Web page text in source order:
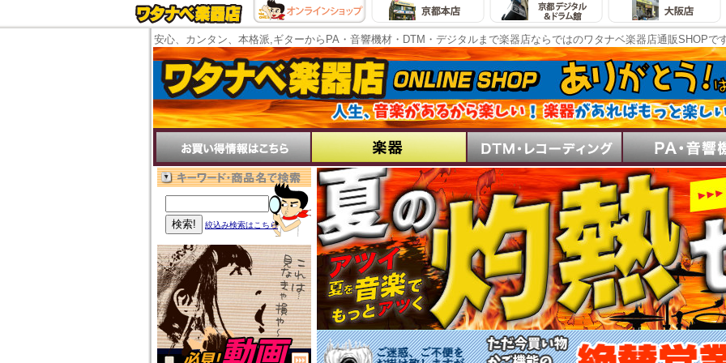
安心、カンタン、本格派,ギターからPA・音響機材・DTM・デジタルまで楽器店ならではのワタナベ楽器店通販SHOPで
絞込み検索はこちら